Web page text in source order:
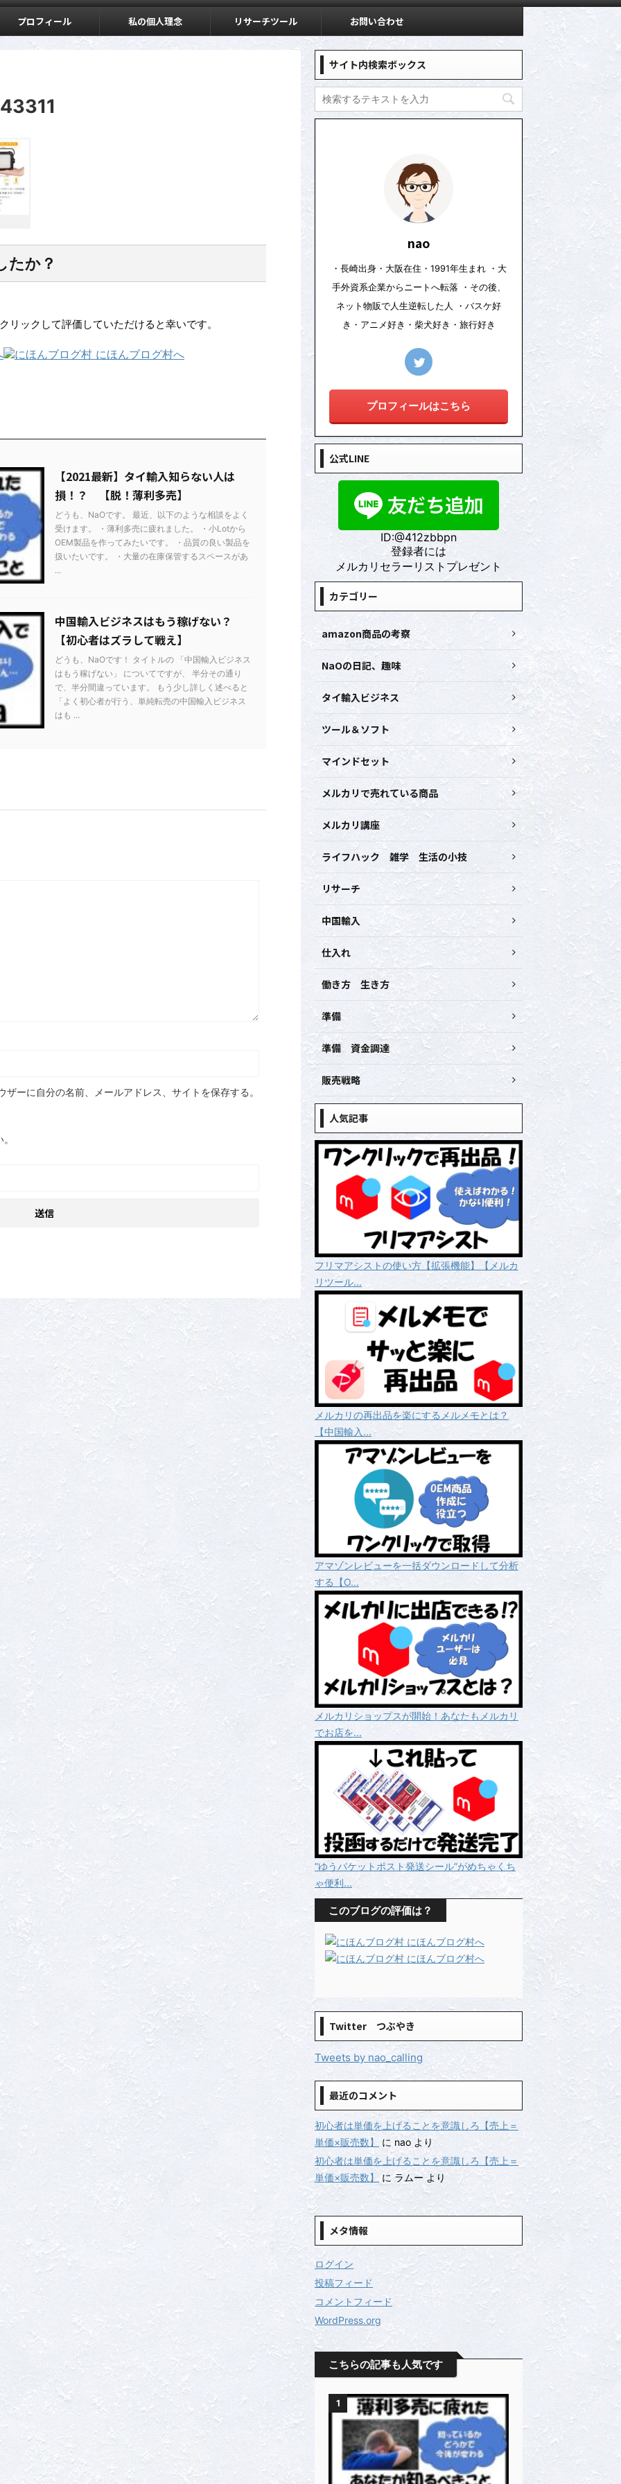
プロフィール 私の個人理念 リサーチツール お問い合わせ
たか？
リックして評価していただけると幸いです。
【2021最新】タイ輸入知らない人は
損！？ 【脱！薄利多売】
どうも、NaOです。 最近、以下のような相談をよく
受けます。 ・薄利多売に疲れました。 ・小Lotから
OEM製品を作ってみたいです。 ・品質の良い製品を
扱いたいです。 ・大量の在庫保管するスペースがあ
...
中国輸入ビジネスはもう稼げない？
【初心者はズラして戦え】
どうも、NaOです！ タイトルの 「中国輸入ビジネス
はもう稼げない」 についてですが、 半分その通り
で、半分間違っています。 もう少し詳しく述べると
「よく初心者が行う、単純転売の中国輸入ビジネス
はも ...
ーに自分の名前、メールアドレス、サイトを保存する。
サイト内検索ボックス
nao
・長崎出身・大阪在住・1991年生まれ ・大
手外資系企業からニートへ転落 ・その後、
ネット物販で人生逆転した人 ・バスケ好
き・アニメ好き・柴犬好き・旅行好き
プロフィールはこちら
公式LINE
ID:@412zbbpn
登録者には
メルカリセラーリストプレゼント
カテゴリー
amazon商品の考察
NaOの日記、趣味
タイ輸入ビジネス
ツール＆ソフト
マインドセット
メルカリで売れている商品
メルカリ講座
ライフハック 雑学 生活の小技
リサーチ
中国輸入
仕入れ
働き方 生き方
準備
準備 資金調達
販売戦略
人気記事
フリマアシストの使い方【拡張機能】【メルカ
リツール...
メルカリの再出品を楽にするメルメモとは？
【中国輸入...
アマゾンレビューを一括ダウンロードして分析
する【O...
メルカリショップスが開始！あなたもメルカリ
でお店を...
”ゆうパケットポスト発送シール”がめちゃくち
ゃ便利...
このブログの評価は？
Twitter つぶやき
Tweets by nao_calling
最近のコメント
初心者は単価を上げることを意識しろ【売上＝
単価×販売数】
に nao より
初心者は単価を上げることを意識しろ【売上＝
単価×販売数】にラムーより
メタ情報
ログイン
投稿フィード
コメントフィード
WordPress.org
こちらの記事も人気です
1